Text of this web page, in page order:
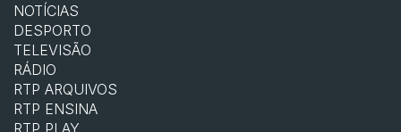
NOTÍCIAS
DESPORTO
TELEVISÃO
RÁDIO
RTP ARQUIVOS
RTP ENSINA
RTP PLAY